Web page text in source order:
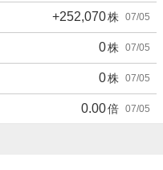
+252,070株 07/05
0株 07/05
0株 07/05
0.00倍 07/05